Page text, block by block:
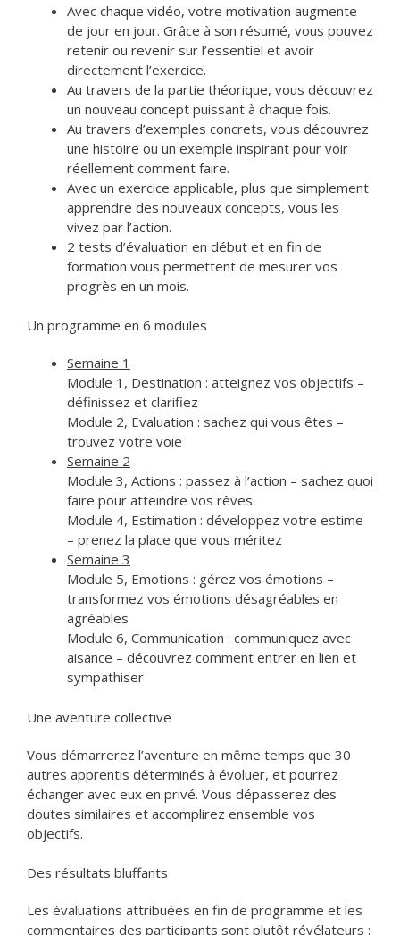
Avec chaque vidéo, votre motivation augmente
de jour en jour. Grâce à son résumé, vous pouvez
retenir ou revenir sur l’essentiel et avoir
directement l’exercice.
Au travers de la partie théorique, vous découvrez
un nouveau concept puissant à chaque fois.
Au travers d’exemples concrets, vous découvrez
une histoire ou un exemple inspirant pour voir
réellement comment faire.
Avec un exercice applicable, plus que simplement
apprendre des nouveaux concepts, vous les
vivez par l’action.
2 tests d’évaluation en début et en fin de
formation vous permettent de mesurer vos
progrès en un mois.
Un programme en 6 modules
Semaine 1
Module 1, Destination : atteignez vos objectifs –
définissez et clarifiez
Module 2, Evaluation : sachez qui vous êtes –
trouvez votre voie
Semaine 2
Module 3, Actions : passez à l’action – sachez quoi
faire pour atteindre vos rêves
Module 4, Estimation : développez votre estime
– prenez la place que vous méritez
Semaine 3
Module 5, Emotions : gérez vos émotions –
transformez vos émotions désagréables en
agréables
Module 6, Communication : communiquez avec
aisance – découvrez comment entrer en lien et
sympathiser
Une aventure collective
Vous démarrerez l’aventure en même temps que 30
autres apprentis déterminés à évoluer, et pourrez
échanger avec eux en privé. Vous dépasserez des
doutes similaires et accomplirez ensemble vos
objectifs.
Des résultats bluffants
Les évaluations attribuées en fin de programme et les
commentaires des participants sont plutôt révélateurs :